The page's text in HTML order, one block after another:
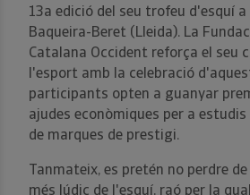
13a edició del seu trofeu d'esquí
Baqueira-Beret (Lleida). La
Catalana Occident reforça el seu
l'esport amb la celebració
participants opten a guanyar
ajudes econòmiques per a
de marques de prestigi.
Tanmateix, es pretén no perdre
més lúdic de l'esquí, raó per la